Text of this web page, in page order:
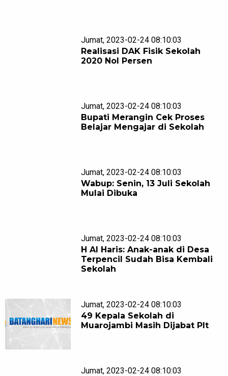
Jumat, 2023-02-24 08:10:03
Realisasi DAK Fisik Sekolah
2020 Nol Persen
Jumat, 2023-02-24 08:10:03
Bupati Merangin Cek Proses
Belajar Mengajar di Sekolah
Jumat, 2023-02-24 08:10:03
Wabup: Senin, 13 Juli Sekolah
Mulai Dibuka
Jumat, 2023-02-24 08:10:03
H Al Haris: Anak-anak di Desa
Terpencil Sudah Bisa Kembali
Sekolah
Jumat, 2023-02-24 08:10:03
49 Kepala Sekolah di
Muarojambi Masih Dijabat Plt
Jumat, 2023-02-24 08:10:03